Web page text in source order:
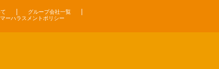
グループ会社一覧
ーハラスメントポリシー